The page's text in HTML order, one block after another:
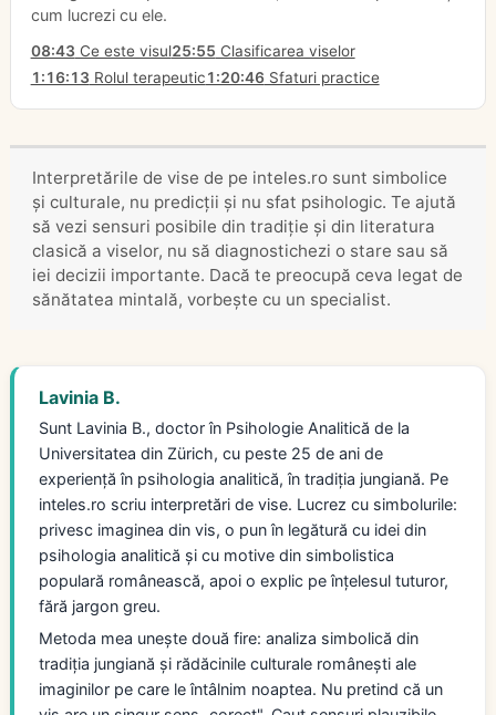
cum lucrezi cu ele.
08:43 Ce este visul25:55 Clasificarea viselor
1:16:13 Rolul terapeutic1:20:46Sfaturi practice
Interpretările de vise de pe inteles.ro sunt simbolice
și culturale, nu predicții și nu sfat psihologic. Te ajută
să vezi sensuri posibile din tradiție și din literatura
clasică a viselor, nu să diagnostichezi o stare sau să
iei decizii importante. Dacă te preocupă ceva legat de
sănătatea mintală, vorbește cu un specialist.
Lavinia B.
Sunt Lavinia B., doctor în Psihologie Analitică de la
Universitatea din Zürich, cu peste 25 de ani de
experiență în psihologia analitică, în tradiția jungiană. Pe
inteles.ro scriu interpretări de vise. Lucrez cu simbolurile:
privesc imaginea din vis, o pun în legătură cu idei din
psihologia analitică și cu motive din simbolistica
populară românească, apoi o explic pe înțelesul tuturor,
fără jargon greu.
Metoda mea unește două fire: analiza simbolică din
tradiția jungiană și rădăcinile culturale românești ale
imaginilor pe care le întâlnim noaptea. Nu pretind că un